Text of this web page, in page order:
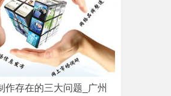
作存在的三大问题_广州